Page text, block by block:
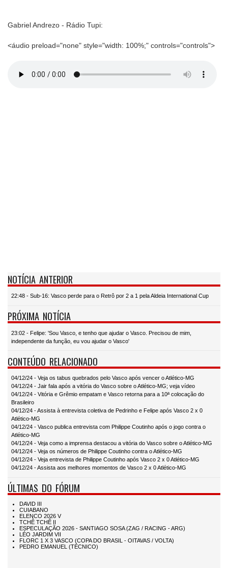
Gabriel Andrezo - Rádio Tupi:
<áudio preload="none" style="width: 100%;" controls="controls">
NOTÍCIA ANTERIOR
22:48 - Sub-16: Vasco perde para o Retrô por 2 a 1 pela Aldeia International Cup
PRÓXIMA NOTÍCIA
23:02 - Felipe: 'Sou Vasco, e tenho que ajudar o Vasco. Precisou de mim,
independente da função, eu vou ajudar o Vasco'
CONTEÚDO RELACIONADO
04/12/24 - Veja os tabus quebrados pelo Vasco após vencer o Atlético-MG
04/12/24 - Jair fala após a vitória do Vasco sobre o Atlético-MG; veja vídeo
04/12/24 - Vitória e Grêmio empatam e Vasco retorna para a 10ª colocação do
Brasileiro
04/12/24 - Assista à entrevista coletiva de Pedrinho e Felipe após Vasco 2 x 0
Atlético-MG
04/12/24 - Vasco publica entrevista com Philippe Coutinho após o jogo contra o
Atlético-MG
04/12/24 - Veja como a imprensa destacou a vitória do Vasco sobre o Atlético-MG
04/12/24 - Veja os números de Philippe Coutinho contra o Atlético-MG
04/12/24 - Veja entrevista de Philippe Coutinho após Vasco 2 x 0 Atlético-MG
04/12/24 - Assista aos melhores momentos de Vasco 2 x 0 Atlético-MG
ÚLTIMAS DO FÓRUM